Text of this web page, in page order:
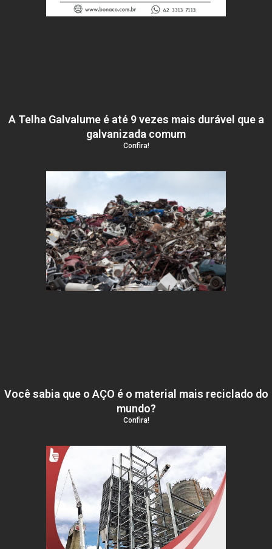
A Telha Galvalume é até 9 vezes mais durável que a
galvanizada comum
Confira!
Você sabia que o AÇO é o material mais reciclado do
mundo?
Confira!